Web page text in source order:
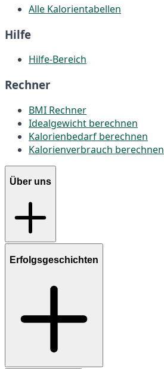
Alle Kalorientabellen
Hilfe
Hilfe-Bereich
Rechner
BMI Rechner
Idealgewicht berechnen
Kalorienbedarf berechnen
Kalorienverbrauch berechnen
Über uns
Erfolgsgeschichten